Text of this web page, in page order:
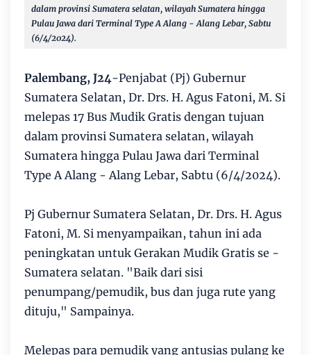
dalam provinsi Sumatera selatan, wilayah Sumatera hingga
Pulau Jawa dari Terminal Type A Alang - Alang Lebar, Sabtu
(6/4/2024).
Palembang, J24-Penjabat (Pj) Gubernur
Sumatera Selatan, Dr. Drs. H. Agus Fatoni, M. Si
melepas 17 Bus Mudik Gratis dengan tujuan
dalam provinsi Sumatera selatan, wilayah
Sumatera hingga Pulau Jawa dari Terminal
Type A Alang - Alang Lebar, Sabtu (6/4/2024).
Pj Gubernur Sumatera Selatan, Dr. Drs. H. Agus
Fatoni, M. Si menyampaikan, tahun ini ada
peningkatan untuk Gerakan Mudik Gratis se -
Sumatera selatan. "Baik dari sisi
penumpang/pemudik, bus dan juga rute yang
dituju," Sampainya.
Melepas para pemudik yang antusias pulang ke